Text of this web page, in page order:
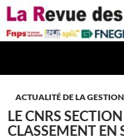
Aller
au
contenu
ACTUALITÉ DE LA GESTION
LE CNRS
CLASSEMENT EN